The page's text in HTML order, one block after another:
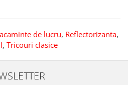
de lucru, Reflectorizanta,
, Tricouri clasice